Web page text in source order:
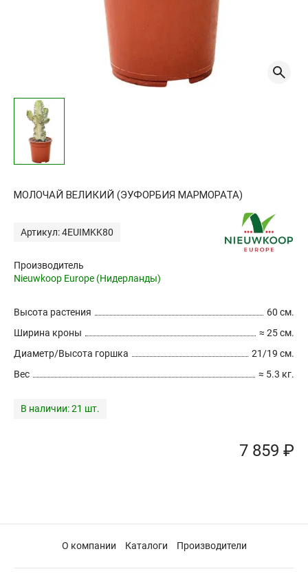
МОЛОЧАЙ ВЕЛИКИЙ (ЭУФОРБИЯ МАРМОРАТА)
Артикул: 4EUIMKK80
Производитель
Nieuwkoop Europe (Нидерланды)
60 см.
Высота растения
≈ 25 см.
Ширина кроны
21/19 см.
Диаметр/Высота горшка
≈ 5.3 кг.
Вес
В наличии:21 шт.
7 859 ₽
О компании Каталоги Производители